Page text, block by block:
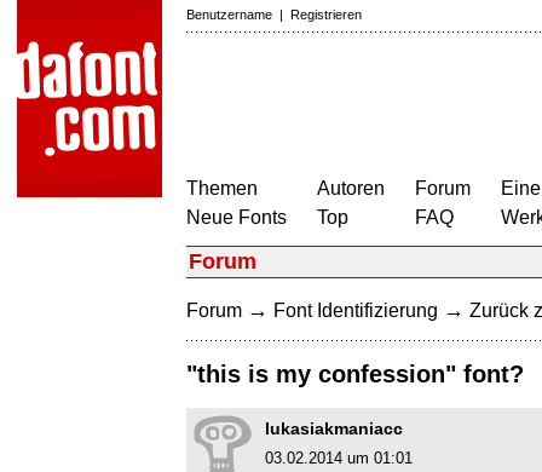
Benutzername | Registrieren
Themen
Neue Fonts
Autoren
Top
Forum
FAQ
Forum
Forum → Font Identifizierung → Zurück
"this is my confession" font?
lukasiakmaniacc
03.02.2014 um 01:01